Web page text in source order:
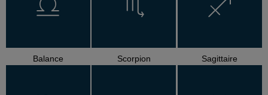
Balance Scorpion Sagittaire